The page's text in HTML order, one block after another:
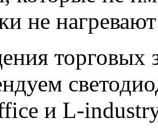
не
торговых
и L-